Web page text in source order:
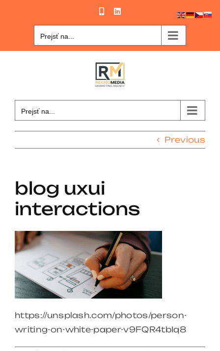
PhoneLinkedIn
Prejsť na...
Prejsť na...
Previous
blog uxui
interactions
https://unsplash.com/photos/person-
writing-on-white-paper-v9FQR4tbIq8